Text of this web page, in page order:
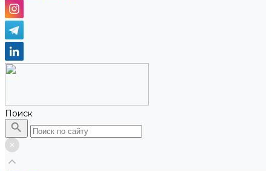
Поиск